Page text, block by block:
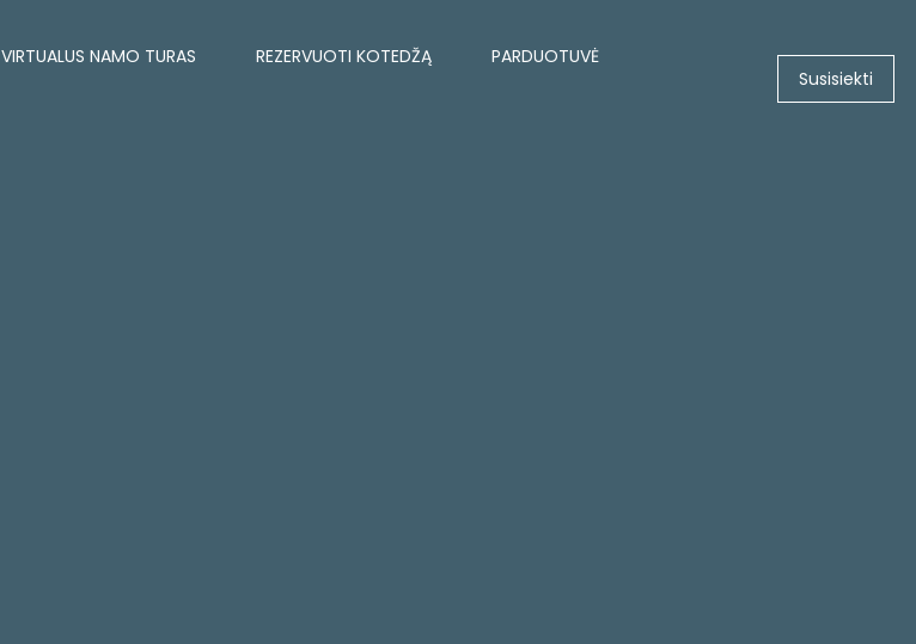
VIRTUALUS NAMO TURAS REZERVUOTI KOTEDŽĄ
PARDUOTUVĖ
Susisiekti